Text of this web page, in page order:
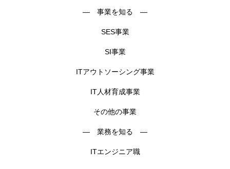
― 事業を知る ―
SES事業
SI事業
ITアウトソーシング事業
IT人材育成事業
その他の事業
― 業務を知る ―
ITエンジニア職